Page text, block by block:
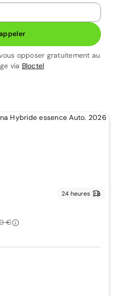
opposer gratuitement au
via Bloctel
24 heures
€